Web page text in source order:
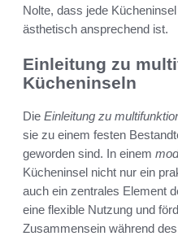
Nolte, dass jede
ästhetisch ansprechend ist.
Einleitung zu
Kücheninseln
Die Einleitung zu
sie zu einem festen
geworden sind. In einem
Kücheninsel nicht nur ein
auch ein zentrales Element
eine flexible Nutzung und
Zusammensein während